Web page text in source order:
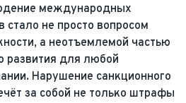
международных
не просто вопросом
а неотъемлемой частью
развития для любой
Нарушение санкционного
за собой не только штрафы